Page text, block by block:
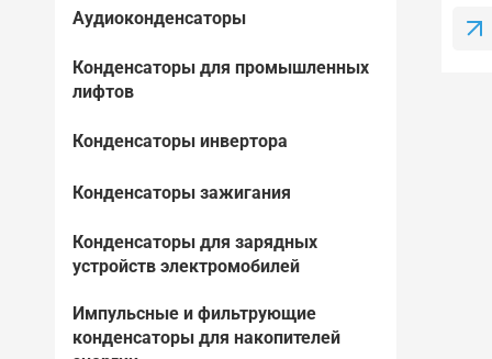
Аудиоконденсаторы
Конденсаторы для промышленных
лифтов
Конденсаторы инвертора
Конденсаторы зажигания
Конденсаторы для зарядных
устройств электромобилей
Импульсные и фильтрующие
конденсаторы для накопителей
Шт.,